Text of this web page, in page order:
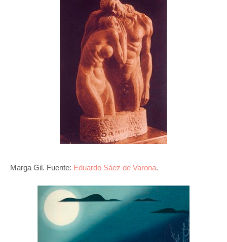
Marga Gil. Fuente: Eduardo Sáez de Varona.